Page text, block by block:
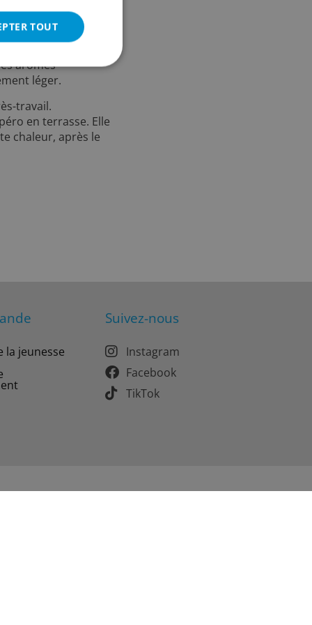
:
Jaune
trouble, avec une
arômes
léger.
travail.
en terrasse. Elle
chaleur, après le
la jeunesse
Suivez-nous
Instagram
Facebook
TikTok
TOUT